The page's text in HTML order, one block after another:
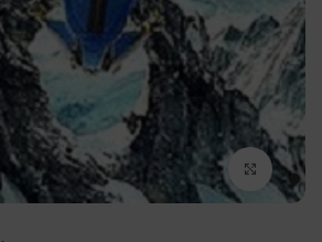
بزرگنمایی تصویر